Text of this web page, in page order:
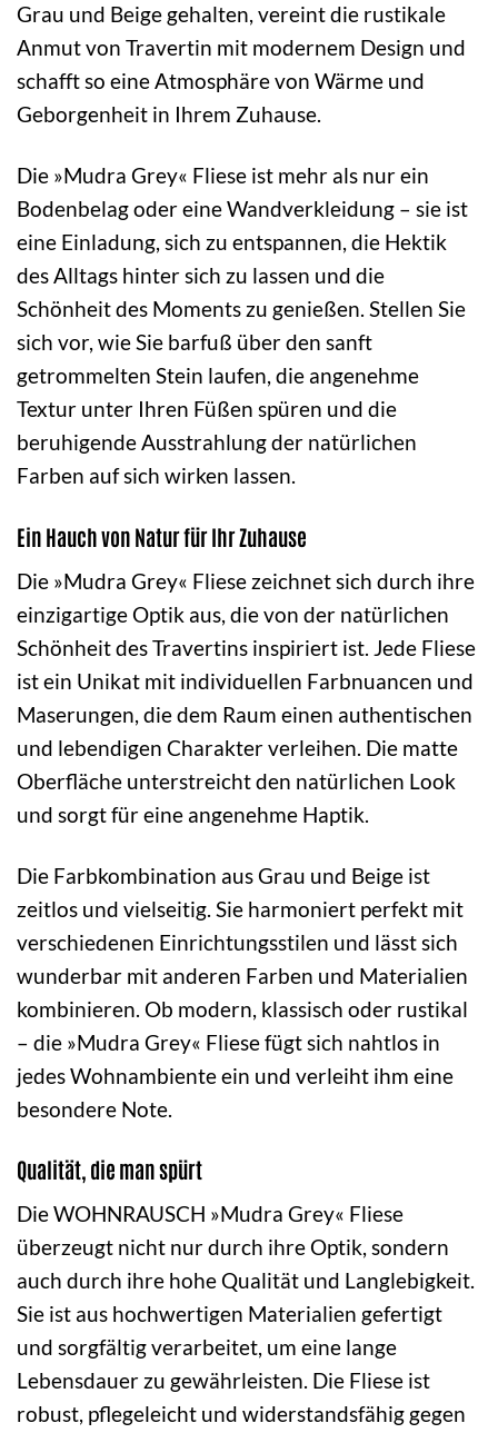
Grau und Beige gehalten, vereint die rustikale
Anmut von Travertin mit modernem Design und
schafft so eine Atmosphäre von Wärme und
Geborgenheit in Ihrem Zuhause.
Die »Mudra Grey« Fliese ist mehr als nur ein
Bodenbelag oder eine Wandverkleidung – sie ist
eine Einladung, sich zu entspannen, die Hektik
des Alltags hinter sich zu lassen und die
Schönheit des Moments zu genießen. Stellen Sie
sich vor, wie Sie barfuß über den sanft
getrommelten Stein laufen, die angenehme
Textur unter Ihren Füßen spüren und die
beruhigende Ausstrahlung der natürlichen
Farben auf sich wirken lassen.
Ein Hauch von Natur für Ihr Zuhause
Die »Mudra Grey« Fliese zeichnet sich durch ihre
einzigartige Optik aus, die von der natürlichen
Schönheit des Travertins inspiriert ist. Jede Fliese
ist ein Unikat mit individuellen Farbnuancen und
Maserungen, die dem Raum einen authentischen
und lebendigen Charakter verleihen. Die matte
Oberfläche unterstreicht den natürlichen Look
und sorgt für eine angenehme Haptik.
Die Farbkombination aus Grau und Beige ist
zeitlos und vielseitig. Sie harmoniert perfekt mit
verschiedenen Einrichtungsstilen und lässt sich
wunderbar mit anderen Farben und Materialien
kombinieren. Ob modern, klassisch oder rustikal
– die »Mudra Grey« Fliese fügt sich nahtlos in
jedes Wohnambiente ein und verleiht ihm eine
besondere Note.
Qualität, die man spürt
Die WOHNRAUSCH »Mudra Grey« Fliese
überzeugt nicht nur durch ihre Optik, sondern
auch durch ihre hohe Qualität und Langlebigkeit.
Sie ist aus hochwertigen Materialien gefertigt
und sorgfältig verarbeitet, um eine lange
Lebensdauer zu gewährleisten. Die Fliese ist
robust, pflegeleicht und widerstandsfähig gegen